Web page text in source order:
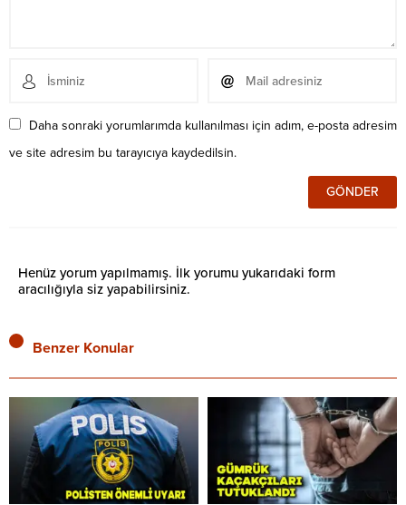
Daha sonraki yorumlarımda kullanılması için adım, e-posta adresim
ve site adresim bu tarayıcıya kaydedilsin.
Henüz yorum yapılmamış. İlk yorumu yukarıdaki form
aracılığıyla siz yapabilirsiniz.
Benzer Konular